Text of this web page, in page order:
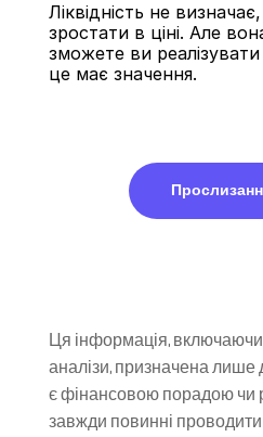
Ліквідність не
зростати в ціні. Але
зможете ви
це має значення.
Ця інформація, включаючи
аналізи, призначена лише
є фінансовою порадою чи
завжди повинні